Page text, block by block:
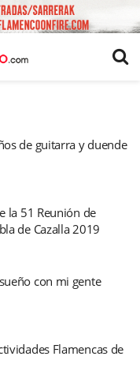
de guitarra y duende
la 51 Reunión de
de Cazalla 2019
con mi gente
Flamencas de